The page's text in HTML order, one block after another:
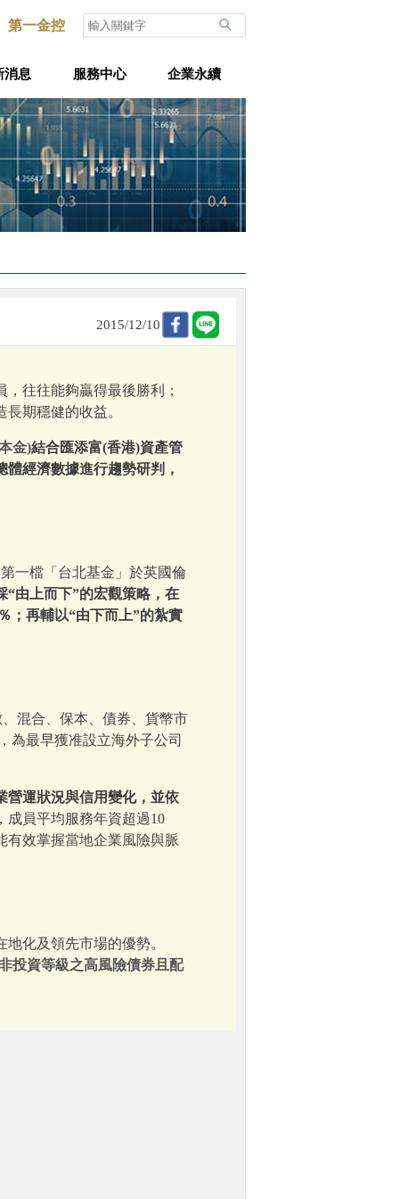
第一金控
消息 服務中心 企業永續
2015/12/10
往往能夠贏得最後勝利；
期穩健的收益。
金)結合匯添富(香港)資產管
經濟數據進行趨勢研判，
一檔「台北基金」於英國倫
“由上而下”的宏觀策略，在
；再輔以“由下而上”的紮實
混合、保本、債券、貨幣市
為最早獲准設立海外子公司
營運狀況與信用變化，並依
成員平均服務年資超過10
有效掌握當地企業風險與脈
化及領先市場的優勢。
投資等級之高風險債券且配